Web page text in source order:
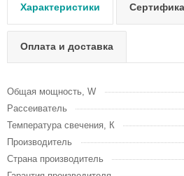
Характеристики
Оплата и доставка
Общая мощность, W
Рассеиватель
Температура свечения, К
Производитель
Страна производитель